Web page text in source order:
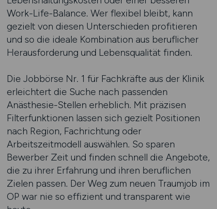
Work-Life-Balance. Wer flexibel bleibt, kann
gezielt von diesen Unterschieden profitieren
und so die ideale Kombination aus beruflicher
Herausforderung und Lebensqualität finden.
Die Jobbörse Nr. 1 für Fachkräfte aus der Klinik
erleichtert die Suche nach passenden
Anästhesie-Stellen erheblich. Mit präzisen
Filterfunktionen lassen sich gezielt Positionen
nach Region, Fachrichtung oder
Arbeitszeitmodell auswählen. So sparen
Bewerber Zeit und finden schnell die Angebote,
die zu ihrer Erfahrung und ihren beruflichen
Zielen passen. Der Weg zum neuen Traumjob im
OP war nie so effizient und transparent wie